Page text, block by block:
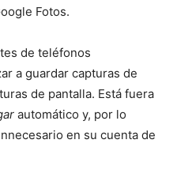
Fotos.
de teléfonos
a guardar capturas de
de pantalla. Está fuera
automático y, por lo
en su cuenta de